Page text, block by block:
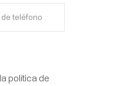
política de